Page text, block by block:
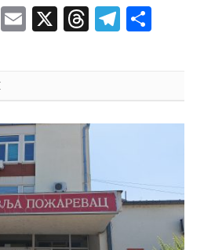
WhatsApp
Email
X Threads